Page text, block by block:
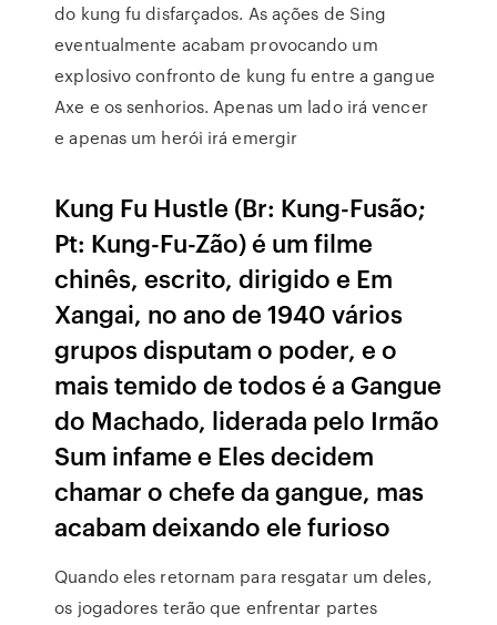
do kung fu disfarçados. As ações de Sing
eventualmente acabam provocando um
explosivo confronto de kung fu entre a gangue
Axe e os senhorios. Apenas um lado irá vencer
e apenas um herói irá emergir
Kung Fu Hustle (Br: Kung-Fusão;
Pt: Kung-Fu-Zão) é um filme
chinês, escrito, dirigido e Em
Xangai, no ano de 1940 vários
grupos disputam o poder, e o
mais temido de todos é a Gangue
do Machado, liderada pelo Irmão
Sum infame e Eles decidem
chamar o chefe da gangue, mas
acabam deixando ele furioso
Quando eles retornam para resgatar um deles,
os jogadores terão que enfrentar partes